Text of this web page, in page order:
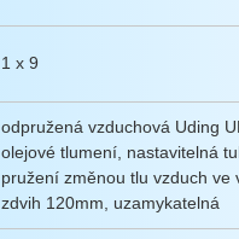
1 x 9
odpružená vzduchová Uding
olejové tlumení, nastavitelná
pružení změnou tlu vzduch ve
zdvih 120mm, uzamykatelná